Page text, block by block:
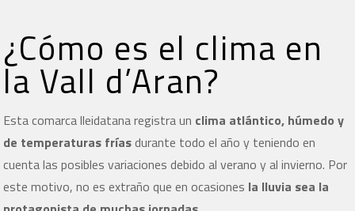
¿Cómo es el clima en
la Vall d’Aran?
Esta comarca lleidatana registra un clima atlántico, húmedo y
de temperaturas fríasdurante todo el año y teniendo en
cuenta las posibles variaciones debido al verano y al invierno. Por
este motivo, no es extraño que en ocasiones la lluvia sea la